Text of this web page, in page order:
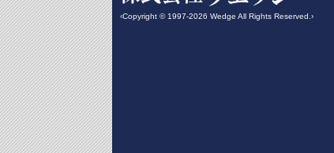
‹Copyright © 1997-2026 Wedge All Rights Reserved.›